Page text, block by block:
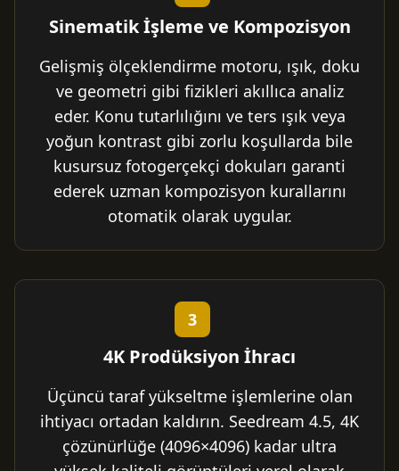
Sinematik İşleme ve Kompozisyon
Gelişmiş ölçeklendirme motoru, ışık, doku
ve geometri gibi fizikleri akıllıca analiz
eder. Konu tutarlılığını ve ters ışık veya
yoğun kontrast gibi zorlu koşullarda bile
kusursuz fotogerçekçi dokuları garanti
ederek uzman kompozisyon kurallarını
otomatik olarak uygular.
3
4K Prodüksiyon İhracı
Üçüncü taraf yükseltme işlemlerine olan
ihtiyacı ortadan kaldırın. Seedream 4.5, 4K
çözünürlüğe (4096×4096) kadar ultra